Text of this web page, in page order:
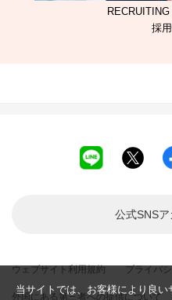
採
ウェブサイト利用規約 プライバ
外国にある第三者への提供について
公式SNSア
当サイトでは、お客様により良